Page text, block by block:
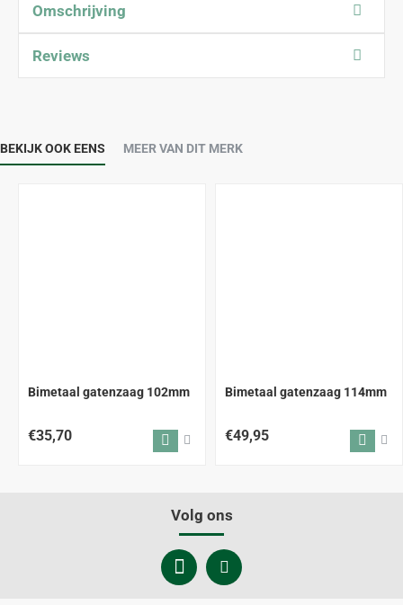
Omschrijving
Reviews
BEKIJK OOK EENS MEER VAN DIT MERK
Bimetaal gatenzaag 102mm
€35,70
Bimetaal gatenzaag 114mm
€49,95
Volg ons